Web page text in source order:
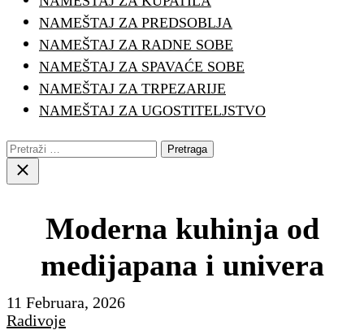
NAMEŠTAJ ZA PREDSOBLJA
NAMEŠTAJ ZA RADNE SOBE
NAMEŠTAJ ZA SPAVAĆE SOBE
NAMEŠTAJ ZA TRPEZARIJE
NAMEŠTAJ ZA UGOSTITELJSTVO
Pretraga:
Close
search
Moderna kuhinja od
medijapana i univera
11 Februara, 2026
Radivoje